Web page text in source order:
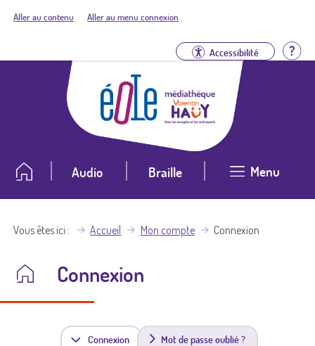
Aller au contenu Aller au menu connexion
Accessibilité
Audio Braille Menu
Vous êtes ici Accueil Mon compte Connexion
Connexion
Connexion(
Mot de passe oublié ?